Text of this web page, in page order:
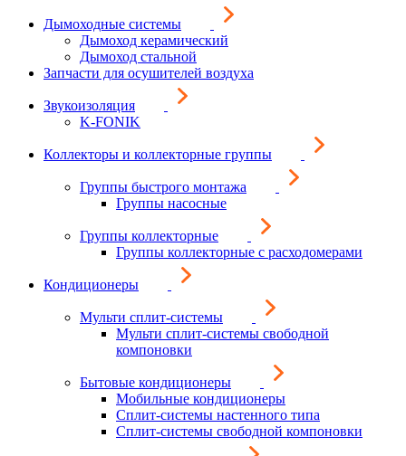
Дымоходные системы
Дымоход керамический
Дымоход стальной
Запчасти для осушителей воздуха
Звукоизоляция
K-FONIK
Коллекторы и коллекторные группы
Группы быстрого монтажа
Группы насосные
Группы коллекторные
Группы коллекторные с расходомерами
Кондиционеры
Мульти сплит-системы
Мульти сплит-системы свободной
компоновки
Бытовые кондиционеры
Мобильные кондиционеры
Сплит-системы настенного типа
Сплит-системы свободной компоновки